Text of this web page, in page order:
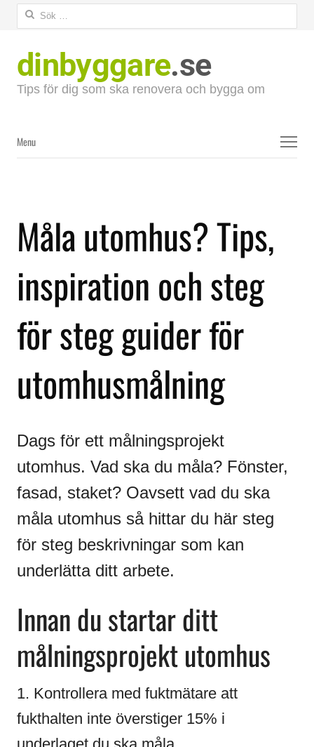
Sök
dinbyggare.se
Tips för dig som ska renovera och bygga om
Menu
Menu
Måla utomhus? Tips,
inspiration och steg
för steg guider för
utomhusmålning
Dags för ett målningsprojekt
utomhus. Vad ska du måla? Fönster,
fasad, staket? Oavsett vad du ska
måla utomhus så hittar du här steg
för steg beskrivningar som kan
underlätta ditt arbete.
Innan du startar ditt
målningsprojekt utomhus
1. Kontrollera med fuktmätare att
fukthalten inte överstiger 15% i